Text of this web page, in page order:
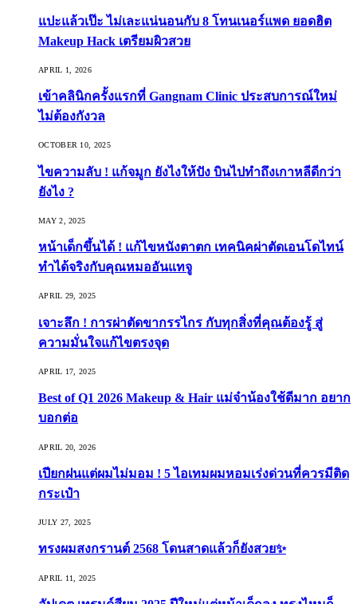
แปะแล้วเป๊ะ ไม่เละแน่นอนกับ 8 โทนเนอร์แพด ยอดฮิต
Makeup Hack เตรียมผิวสวย
APRIL 1, 2026
เข้าคลินิกครั้งแรกที่ Gangnam Clinic ประสบการณ์ใหม่
ไม่ต้องกังวล
OCTOBER 10, 2025
ไขความลับ ! แก้จมูก ยังไงให้ปัง บินไปทำถึงเกาหลีดีกว่า
ยังไง ?
MAY 2, 2025
หน้าเด็กขึ้นได้ ! แก้ไขหนังตาตก เทคนิคผ่าตัดเอนโดไทน์
ทำได้จริงกับคุณหมออันแทจู
APRIL 29, 2025
เจาะลึก ! การผ่าตัดขากรรไกร กับทุกสิ่งที่คุณต้องรู้ สู่
ความมั่นใจแก้ไขตรงจุด
APRIL 17, 2025
Best of Q1 2026 Makeup & Hair แม่จ๋าน้องใช้ดีมาก อยาก
บอกต่อ
APRIL 20, 2026
เปียกฝนแต่ผมไม่มอม ! 5 ไอเทมผมหอมเร่งด่วนที่ควรมีติด
กระเป๋า
JULY 27, 2025
ทรงผมสงกรานต์ 2568 โดนสาดแล้วก็ยังสวย✨
APRIL 11, 2025